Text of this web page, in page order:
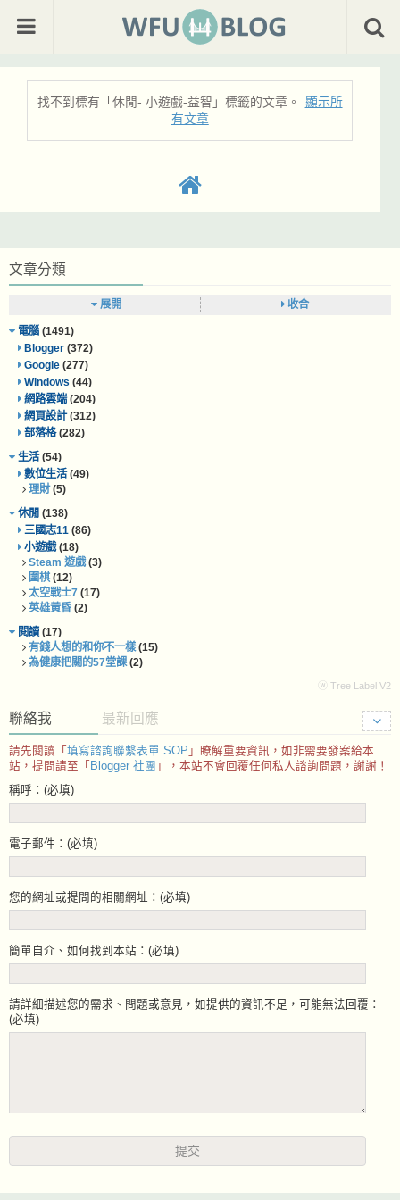
找不到標有「休閒- 小遊戲-益智」 標籤的文章。
顯示所
有文章
文章分類
展開 收合
電腦 (1491)
Blogger (372)
Google (277)
Windows (44)
網路雲端(204)
網頁設計(312)
部落格(282)
生活(54)
數位生活(49)
理財(5)
休閒 (138)
三國志11 (86)
小遊戲(18)
Steam 遊戲(3)
圍棋(12)
太空戰士7 (17)
英雄黃昏 (2)
閱讀 (17)
有錢人想的和你不一樣(15)
為健康把關的57堂課(2)
ⓦ Tree Label V2
聯絡我 最新回應
請先閱讀「 填寫諮詢聯繫表單 SOP 」瞭解重要資訊，如非需要發案給本
站，提問請至「 Blogger 社團 」，本站不會回覆任何私人諮詢問題，謝謝！
稱呼：(必填)
電子郵件：(必填)
您的網址或提問的相關網址：(必填)
簡單自介、如何找到本站：(必填)
請詳細描述您的需求、問題或意見，如提供的資訊不足，可能無法回覆：
(必填)